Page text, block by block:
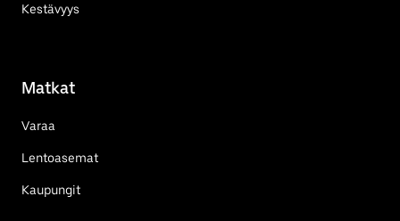
Kestävyys
Matkat
Varaa
Lentoasemat
Kaupungit